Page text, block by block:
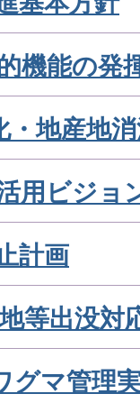
機能の発
・地産地
用ビジョ
計画
等出没対
グマ管理